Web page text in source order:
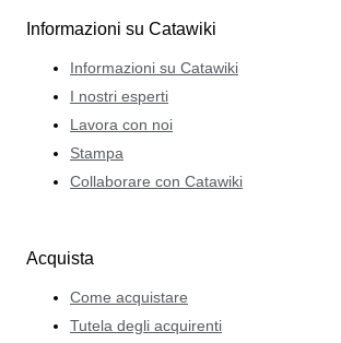
Informazioni su Catawiki
Informazioni su Catawiki
I nostri esperti
Lavora con noi
Stampa
Collaborare con Catawiki
Acquista
Come acquistare
Tutela degli acquirenti